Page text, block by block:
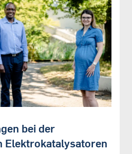
bei der
Elektrokatalysatoren